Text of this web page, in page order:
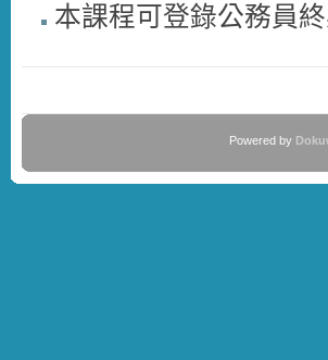
本課程可登錄公務員
Powered by